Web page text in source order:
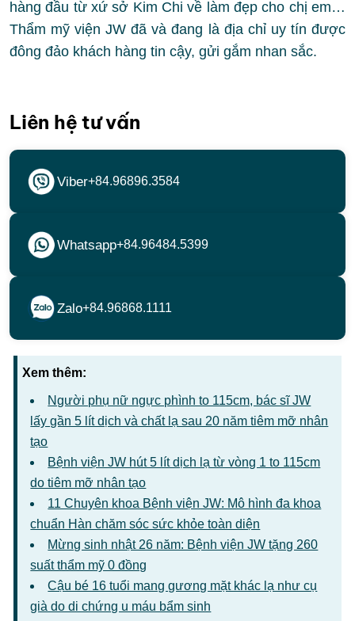
hàng đầu từ xứ sở Kim Chi về làm đẹp cho chị em…
Thẩm mỹ viện JW đã và đang là địa chỉ uy tín được
đông đảo khách hàng tin cậy, gửi gắm nhan sắc.
Liên hệ tư vấn
Viber+84.96896.3584
Whatsapp+84.96484.5399
Zalo+84.96868.1111
Xem thêm:
Người phụ nữ ngực phình to 115cm, bác sĩ JW
lấy gần 5 lít dịch và chất lạ sau 20 năm tiêm mỡ nhân
tạo
Bệnh viện JW hút 5 lít dịch lạ từ vòng 1 to 115cm
do tiêm mỡ nhân tạo
11 Chuyên khoa Bệnh viện JW: Mô hình đa khoa
chuẩn Hàn chăm sóc sức khỏe toàn diện
Mừng sinh nhật 26 năm: Bệnh viện JW tặng 260
suất thẩm mỹ 0 đồng
Cậu bé 16 tuổi mang gương mặt khác lạ như cụ
già do di chứng u máu bẩm sinh